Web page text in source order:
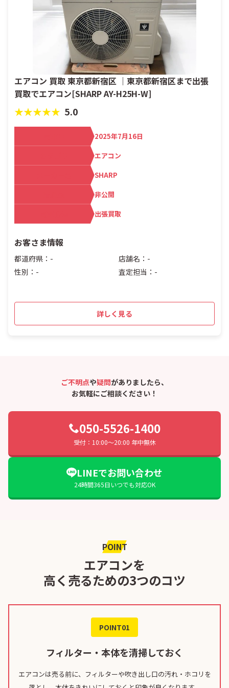
エアコン 買取 東京都新宿区 ｜東京都新宿区まで出張
買取でエアコン[SHARP AY-H25H-W]
★★★★★ 5.0
2025年7月16日
エアコン
SHARP
非公開
出張買取
お客さま情報
都道府県：-
店舗名：-
性別：-
査定担当：-
詳しく見る
ご不明点や疑問がありましたら、
お気軽にご相談ください！
050-5526-1400
受付：10:00〜20:00 年中無休
LINEでお問い合わせ
24時間365日いつでも対応OK
POINT
エアコンを
高く売るための3つのコツ
POINT01
フィルター・本体を清掃しておく
エアコンは売る前に、フィルターや吹き出し口の汚れ・ホコリを